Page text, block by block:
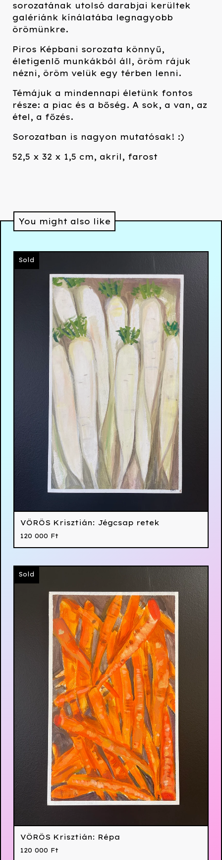
sorozatának utolsó darabjai kerültek
galériánk kínálatába legnagyobb
örömünkre.
Piros Képbani sorozata könnyű,
életigenlő munkákból áll, öröm rájuk
nézni, öröm velük egy térben lenni.
Témájuk a mindennapi életünk fontos
része: a piac és a bőség. A sok, a van, az
étel, a főzés.
Sorozatban is nagyon mutatósak! :)
52,5 x 32 x 1,5 cm, akril, farost
You might also like
Sold
VÖRÖS Krisztián: Jégcsap retek
120 000 Ft
Sold
VÖRÖS Krisztián: Répa
120 000 Ft